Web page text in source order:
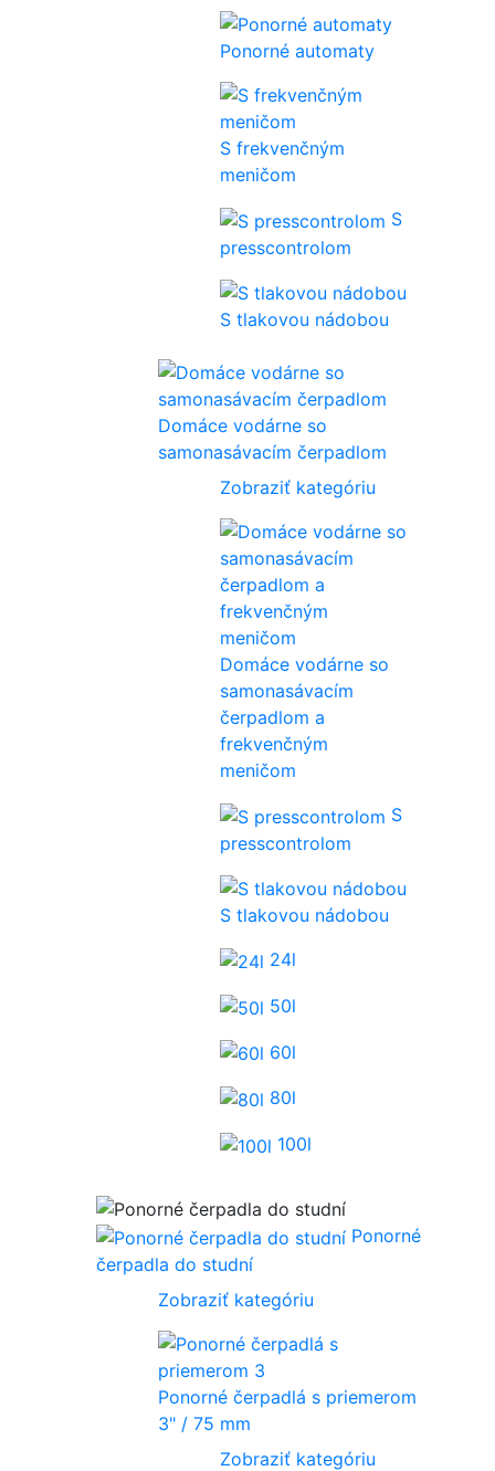
Ponorné automaty
S frekvenčným
meničom
S
presscontrolom
S tlakovou nádobou
Domáce vodárne so
samonasávacím čerpadlom
Zobraziť kategóriu
Domáce vodárne so
samonasávacím
čerpadlom a
frekvenčným
meničom
S
presscontrolom
S tlakovou nádobou
24l
50l
60l
80l
100l
Ponorné
čerpadla do studní
Zobraziť kategóriu
Ponorné čerpadlá s priemerom
3" / 75 mm
Zobraziť kategóriu